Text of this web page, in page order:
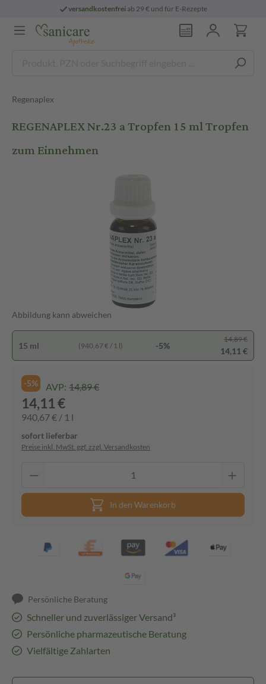
versandkostenfreiab 29 € und für E-Rezepte
Regenaplex
REGENAPLEX Nr.23 a Tropfen 15 ml Tropfen
zum Einnehmen
Abbildung kann abweichen
15 ml (940,67 € / 1 l) -5%
14,89 €
14,11 €
-5% AVP: 14,89 €
14,11 €
940,67 € / 1 l
sofort lieferbar
Preise inkl. MwSt. ggf. zzgl. Versandkosten
In den Warenkorb
Persönliche Beratung
Schneller und zuverlässiger Versand³
Persönliche pharmazeutische Beratung
Vielfältige Zahlarten